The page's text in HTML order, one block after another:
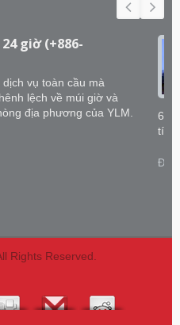
giờ (+886-
vụ toàn cầu mà
lệch về múi giờ và
địa phương của YLM.
60
tích
Đọc
Rights Reserved.